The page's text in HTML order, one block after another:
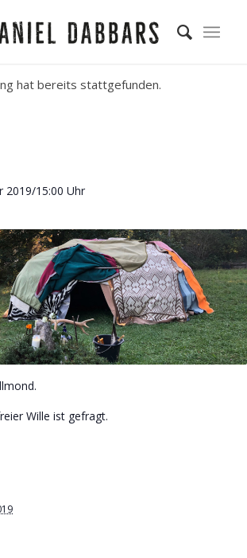
hat bereits stattgefunden.
2019/15:00 Uhr
Wille ist gefragt.